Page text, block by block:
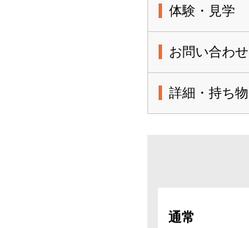
体験・見学
お問い合わせ
詳細・持ち物
通常